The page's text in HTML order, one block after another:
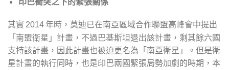
其實2014年時，莫迪已在南亞區域合作聯盟高峰會中提出
「南盟衛星」計畫，不過巴基斯坦退出該計畫，剩其餘六國
支持該計畫，因此計畫也被迫更名為「南亞衛星」。但是衛
星計畫的執行同時，也是印巴兩國緊張局勢加劇的時期，本